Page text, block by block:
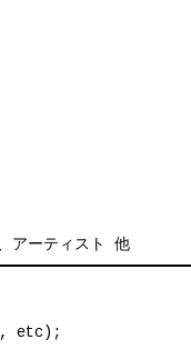
アーティスト 他
etc);